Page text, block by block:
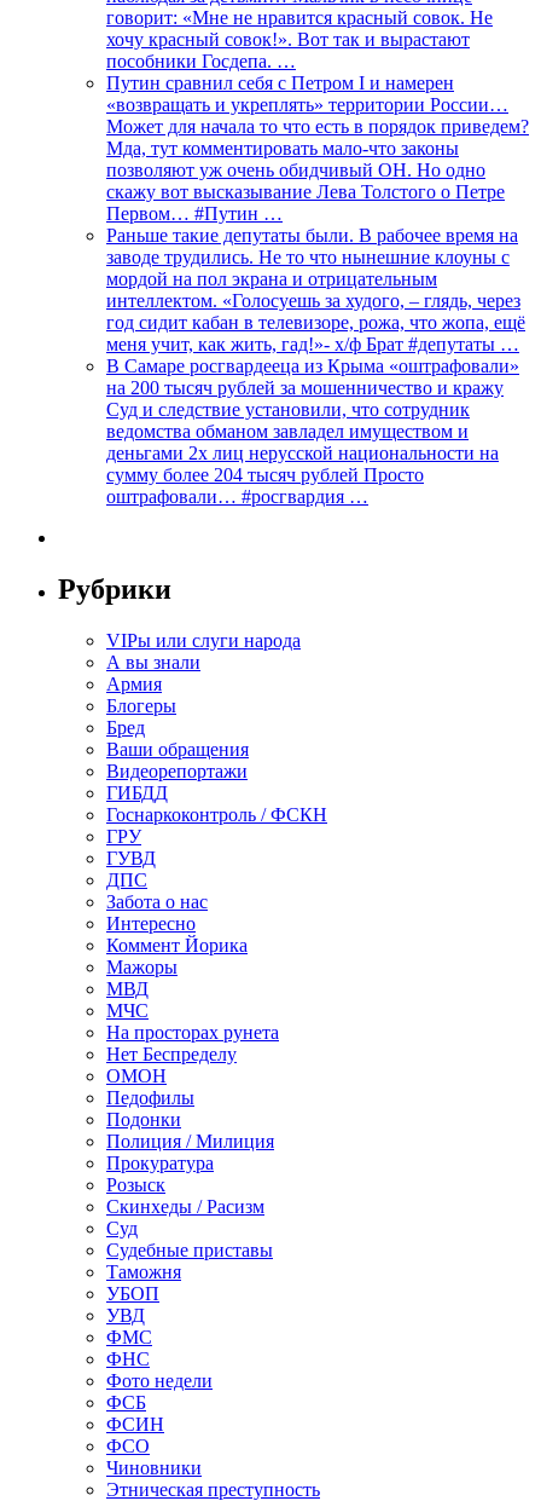
говорит: «Мне не нравится красный совок. Не
хочу красный совок!». Вот так и вырастают
пособники Госдепа. …
Путин сравнил себя с Петром I и намерен
«возвращать и укреплять» территории России…
Может для начала то что есть в порядок приведем?
Мда, тут комментировать мало-что законы
позволяют уж очень обидчивый ОН. Но одно
скажу вот высказывание Лева Толстого о Петре
Первом… #Путин …
Раньше такие депутаты были. В рабочее время на
заводе трудились. Не то что нынешние клоуны с
мордой на пол экрана и отрицательным
интеллектом. «Голосуешь за худого, – глядь, через
год сидит кабан в телевизоре, рожа, что жопа, ещё
меня учит, как жить, гад!»- х/ф Брат #депутаты …
В Самаре росгвардееца из Крыма «оштрафовали»
на 200 тысяч рублей за мошенничество и кражу
Суд и следствие установили, что сотрудник
ведомства обманом завладел имуществом и
деньгами 2х лиц нерусской национальности на
сумму более 204 тысяч рублей Просто
оштрафовали… #росгвардия …
Рубрики
VIPы или слуги народа
А вы знали
Армия
Блогеры
Бред
Ваши обращения
Видеорепортажи
ГИБДД
Госнаркоконтроль / ФСКН
ГРУ
ГУВД
ДПС
Забота о нас
Интересно
Коммент Йорика
Мажоры
МВД
МЧС
На просторах рунета
Нет Беспределу
ОМОН
Педофилы
Подонки
Полиция / Милиция
Прокуратура
Розыск
Скинхеды / Расизм
Суд
Судебные приставы
Таможня
УБОП
УВД
ФМС
ФНС
Фото недели
ФСБ
ФСИН
ФСО
Чиновники
Этническая преступность